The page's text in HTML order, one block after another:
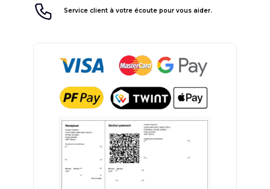
Service client à votre écoute pour vous aider.